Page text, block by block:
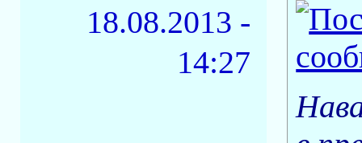
18.08.2013 -
14:27